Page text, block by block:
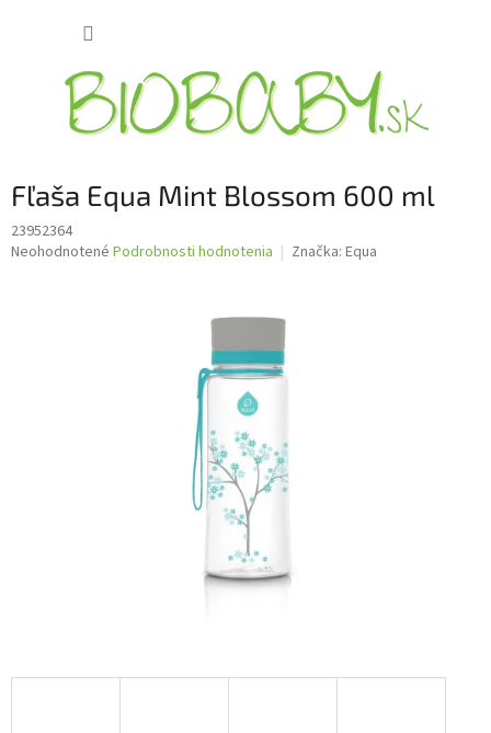
Fľaša Equa Mint Blossom 600 ml
23952364
Priemerné
Neohodnotené Podrobnosti hodnotenia Značka: Equa